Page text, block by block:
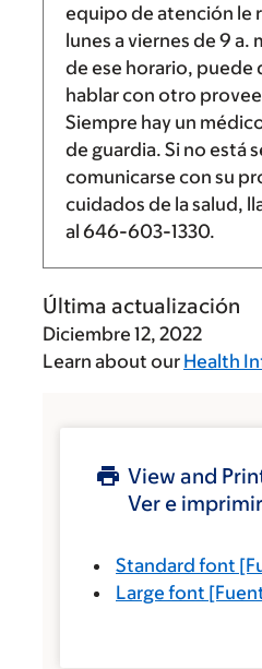
equipo de atención le
lunes a viernes de 9 a.
de ese horario, puede
hablar con otro
Siempre hay un
de guardia. Si no está
comunicarse con su
cuidados de la salud,
al 646-603-1330.
Última actualización
Diciembre 12, 2022
Learn about our Health
View and
Ver e
Standard font
Large font